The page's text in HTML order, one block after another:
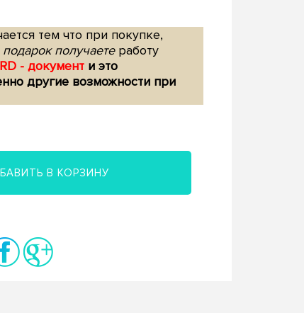
тем что при покупке,
получаетеработу
- документ и это
другие возможности при
В КОРЗИНУ